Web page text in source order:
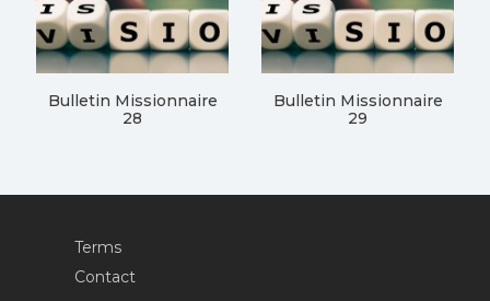
Bulletin Missionnaire
28
Bulletin Missionnaire
29
Terms
Contact